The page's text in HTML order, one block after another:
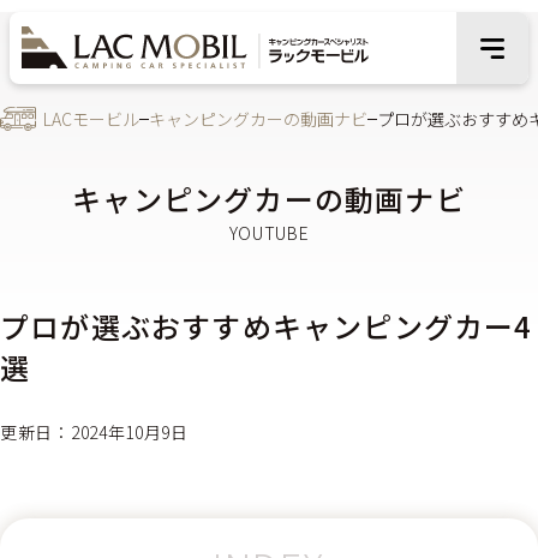
LACモービル キャンピングカーの動画ナビ プロが選ぶおすすめ
キャンピングカーの動画ナビ
プロが選ぶおすすめキャンピングカー4
選
更新日：2024年10月9日